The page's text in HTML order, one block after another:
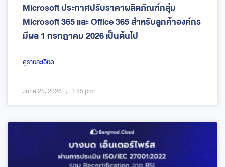
Microsoft ประกาศปรับราคาผลิตภัณฑ์กลุ่ม
Microsoft 365 และ Office 365 สำหรับลูกค้าองค์กร
มีผล 1 กรกฎาคม 2026 เป็นต้นไป
ดูรายละเอียด
June 25, 2026 1:55 pm